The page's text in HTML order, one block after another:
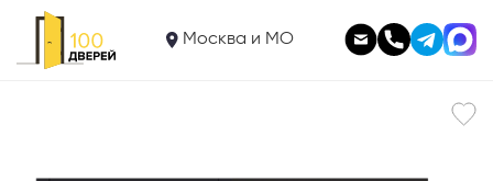
Москва и МО
Входная дверь
«Плеймор» с зеркалом (Галеон 808\817)
40 500
В корзину